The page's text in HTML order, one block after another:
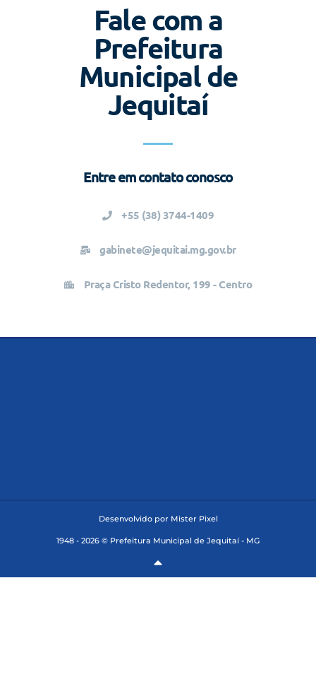
Fale com a
Prefeitura
Municipal de
Jequitaí
Entre em contato conosco
+55 (38) 3744-1409
gabinete@jequitai.mg.gov.br
Praça Cristo Redentor, 199 - Centro
Desenvolvido por Mister Pixel
1948 - 2026 © Prefeitura Municipal de Jequitaí - MG